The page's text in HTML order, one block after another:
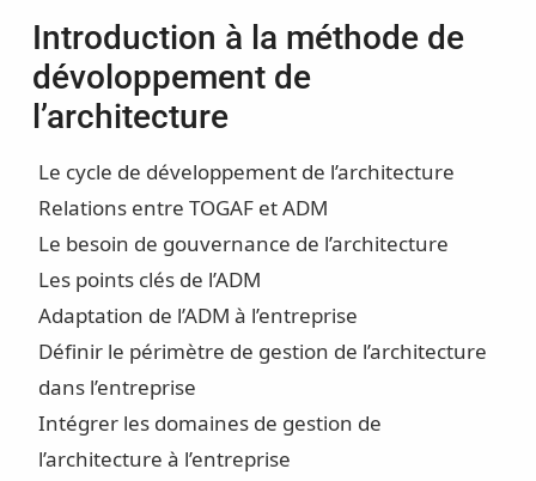
Introduction à la méthode de
dévoloppement de
l’architecture
Le cycle de développement de l’architecture
Relations entre TOGAF et ADM
Le besoin de gouvernance de l’architecture
Les points clés de l’ADM
Adaptation de l’ADM à l’entreprise
Définir le périmètre de gestion de l’architecture
dans l’entreprise
Intégrer les domaines de gestion de
l’architecture à l’entreprise